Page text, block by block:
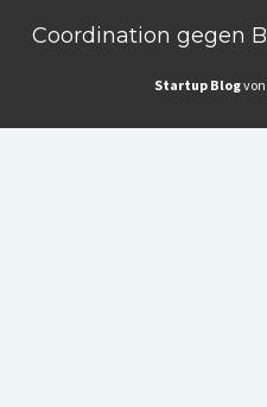
Coordination gegen
Startup Blogvon